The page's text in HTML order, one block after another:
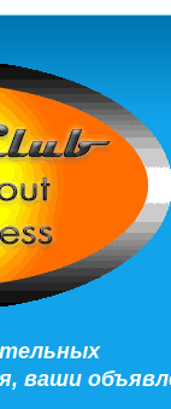
ваши